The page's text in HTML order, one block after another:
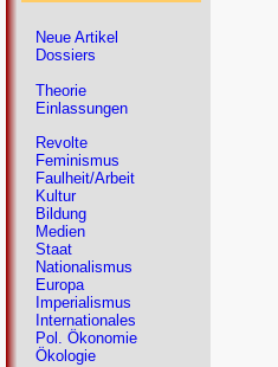
Neue Artikel
Dossiers
Theorie
Einlassungen
Revolte
Feminismus
Faulheit/Arbeit
Kultur
Bildung
Medien
Staat
Nationalismus
Europa
Imperialismus
Internationales
Pol. Ökonomie
Ökologie